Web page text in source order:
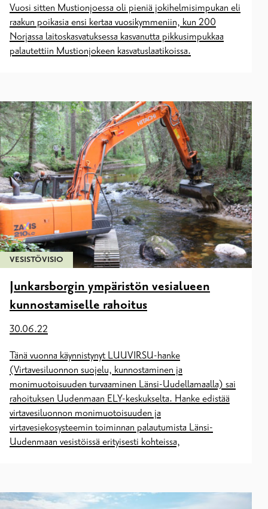
Vuosi sitten Mustionjoessa oli pieniä jokihelmisimpukan eli
raakun poikasia ensi kertaa vuosikymmeniin, kun 200
Norjassa laitoskasvatuksessa kasvanutta pikkusimpukkaa
palautettiin Mustionjokeen kasvatuslaatikoissa.
VESISTÖVISIO
Junkarsborgin ympäristön vesialueen
kunnostamiselle rahoitus
30.06.22
Tänä vuonna käynnistynyt LUUVIRSU-hanke
(Virtavesiluonnon suojelu, kunnostaminen ja
monimuotoisuuden turvaaminen Länsi-Uudellamaalla) sai
rahoituksen Uudenmaan ELY-keskukselta. Hanke edistää
virtavesiluonnon monimuotoisuuden ja
virtavesiekosysteemin toiminnan palautumista Länsi-
Uudenmaan vesistöissä erityisesti kohteissa,